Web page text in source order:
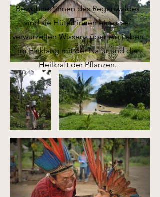
Bewohner*innen des Regenwaldes
sind sie Hüter*innen eines tief
verwurzelten Wissens über ein Leben
im Einklang mit der Natur und die
Heilkraft der Pflanzen.